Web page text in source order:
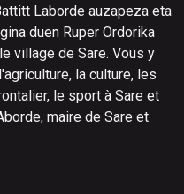
Laborde auzapeza eta
duen Ruper Ordorika
village de Sare. Vous y
la culture, les
le sport à Sare et
maire de Sare et